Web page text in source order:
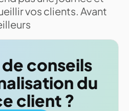
vos clients. Avant
conseils
du
client ?